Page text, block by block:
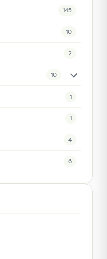
145
10
2
10
51
1
4
6